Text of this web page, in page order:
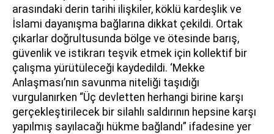
arasındaki derin tarihi ilişkiler, köklü kardeşlik ve
İslami dayanışma bağlarına dikkat çekildi. Ortak
çıkarlar doğrultusunda bölge ve ötesinde barış,
güvenlik ve istikrarı teşvik etmek için kollektif bir
çalışma yürütüleceği kaydedildi. ‘Mekke
Anlaşması’nın savunma niteliği taşıdığı
vurgulanırken “Üç devletten herhangi birine karşı
gerçekleştirilecek bir silahlı saldırının hepsine karşı
yapılmış sayılacağı hükme bağlandı” ifadesine yer